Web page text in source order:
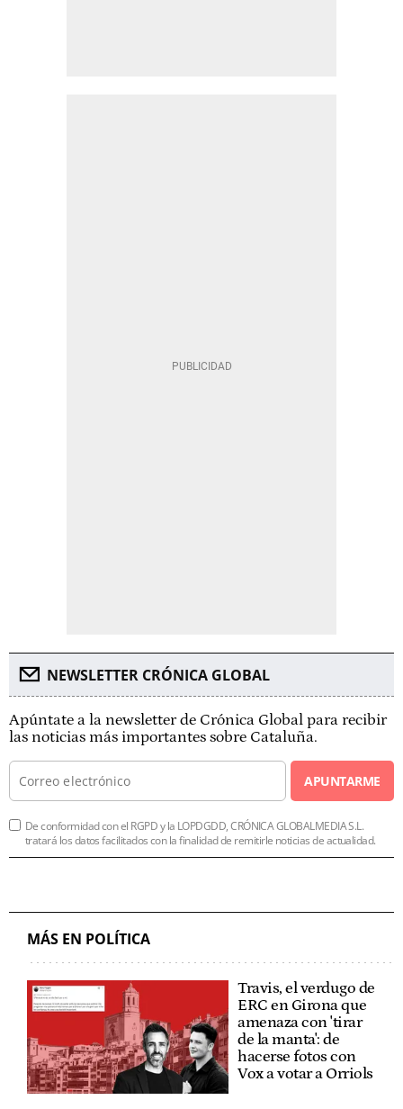
NEWSLETTER CRÓNICA GLOBAL
Apúntate a la newsletter de Crónica Global para recibir
las noticias más importantes sobre Cataluña.
APUNTARME
De conformidad con el RGPD y la LOPDGDD, CRÓNICA GLOBALMEDIA S.L.
tratará los datos facilitados con la finalidad de remitirle noticias de actualidad.
MÁS EN POLÍTICA
Travis, el verdugo de
ERC en Girona que
amenaza con 'tirar
de la manta': de
hacerse fotos con
Vox a votar a Orriols